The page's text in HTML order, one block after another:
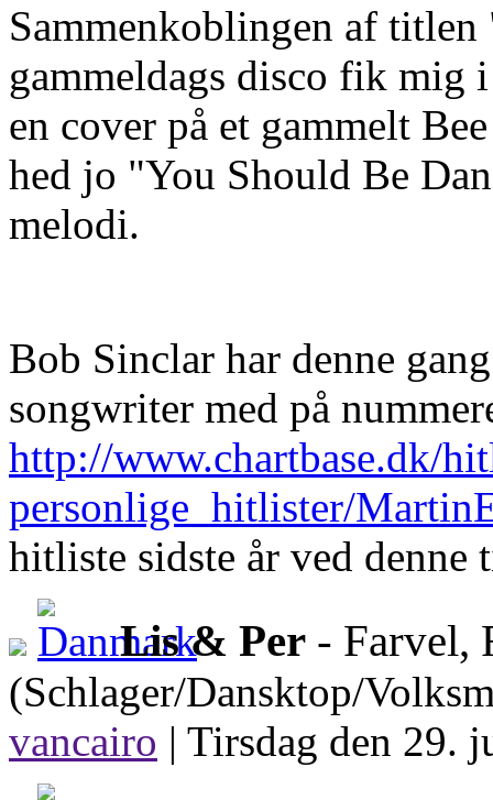
Sammenkoblingen af
gammeldags disco fik mig
en cover på et gammelt
hed jo "You Should Be
melodi.
Bob Sinclar har denne
songwriter med på
http://www.chartbase.dk/
personlige_hitlister/
hitliste sidste år ved
Lis & Per - Farvel,
(Schlager/Dansktop/
vancairo | Tirsdag den 29.